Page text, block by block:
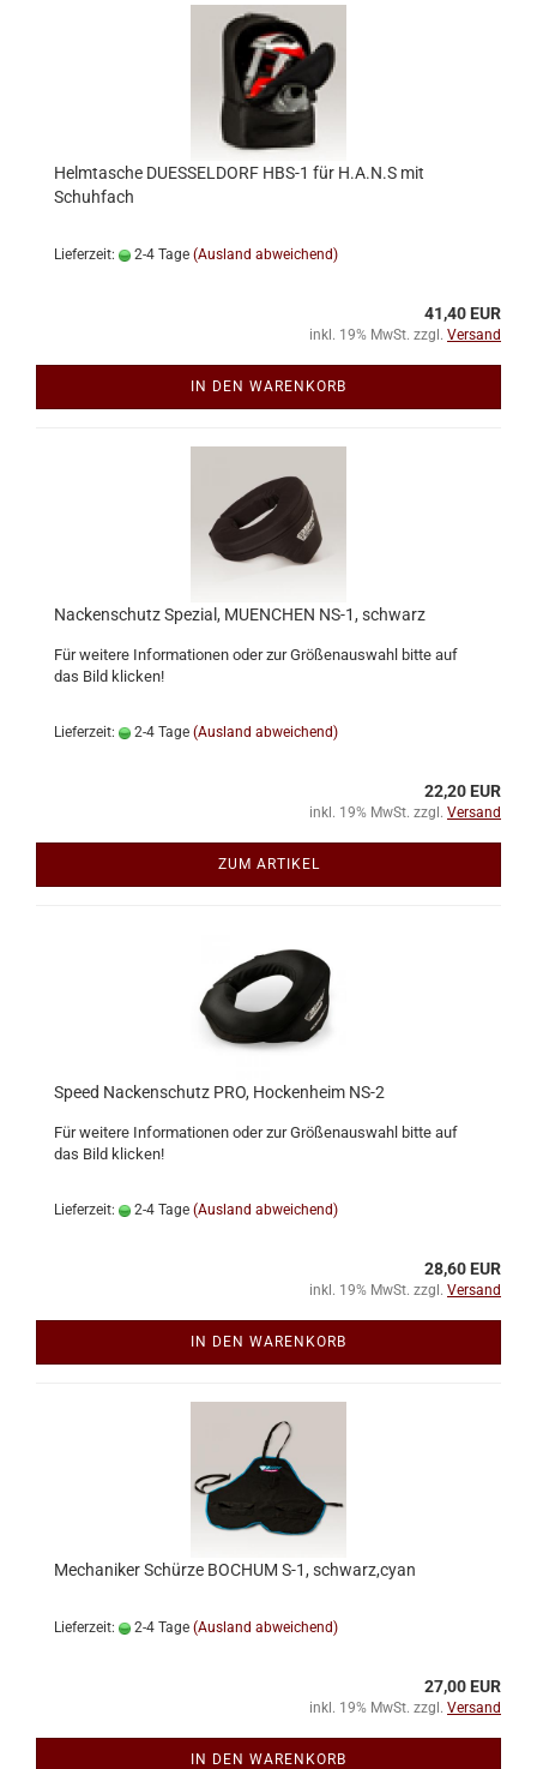
Helmtasche DUESSELDORF HBS-1 für H.A.N.S mit
Schuhfach
Lieferzeit: 2-4 Tage (Ausland abweichend)
41,40 EUR
inkl. 19% MwSt. zzgl. Versand
IN DEN WARENKORB
Nackenschutz Spezial, MUENCHEN NS-1, schwarz
Für weitere Informationen oder zur Größenauswahl bitte auf
das Bild klicken!
Lieferzeit: 2-4 Tage (Ausland abweichend)
22,20 EUR
inkl. 19% MwSt. zzgl. Versand
ZUM ARTIKEL
Speed Nackenschutz PRO, Hockenheim NS-2
Für weitere Informationen oder zur Größenauswahl bitte auf
das Bild klicken!
Lieferzeit: 2-4 Tage (Ausland abweichend)
28,60 EUR
inkl. 19% MwSt. zzgl. Versand
IN DEN WARENKORB
Mechaniker Schürze BOCHUM S-1, schwarz,cyan
Lieferzeit: 2-4 Tage (Ausland abweichend)
27,00 EUR
inkl. 19% MwSt. zzgl. Versand
IN DEN WARENKORB